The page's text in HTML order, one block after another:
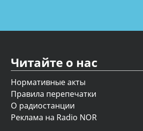
Читайте о нас
Нормативные акты
Правила перепечатки
О радиостанции
Реклама на Radio NOR